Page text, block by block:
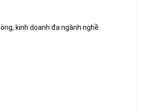
kinh doanh đa ngành nghề